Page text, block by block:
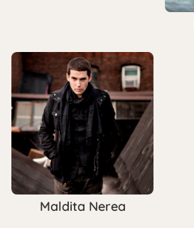
Maldita Nerea